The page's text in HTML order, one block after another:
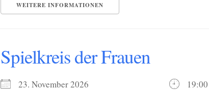
WEITERE INFORMATIONEN
Spielkreis der Frauen
23. November 2026